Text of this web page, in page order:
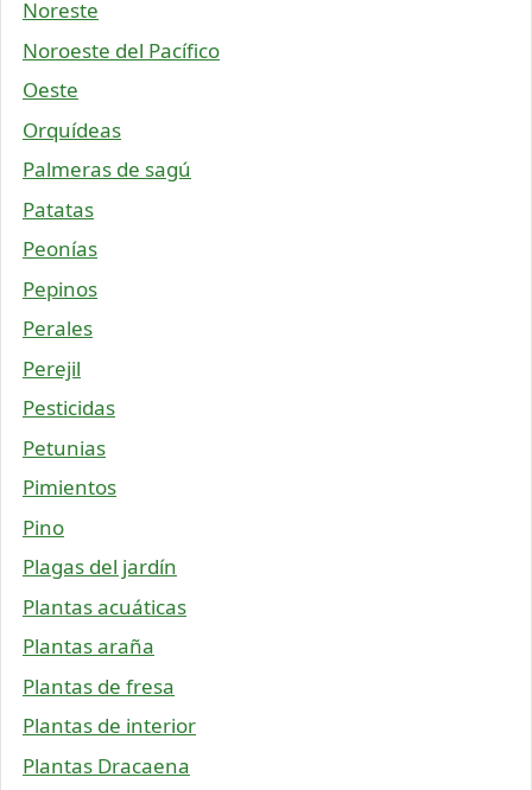
Noreste
Noroeste del Pacífico
Oeste
Orquídeas
Palmeras de sagú
Patatas
Peonías
Pepinos
Perales
Perejil
Pesticidas
Petunias
Pimientos
Pino
Plagas del jardín
Plantas acuáticas
Plantas araña
Plantas de fresa
Plantas de interior
Plantas Dracaena